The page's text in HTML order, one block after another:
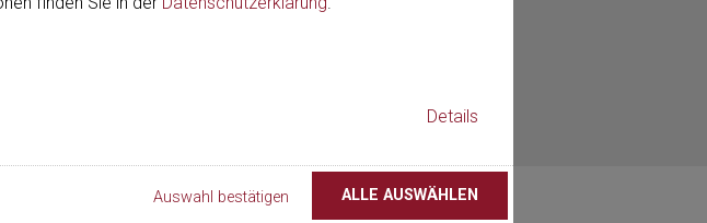
Details
Auswahl bestätigen ALLE AUSWÄHLEN